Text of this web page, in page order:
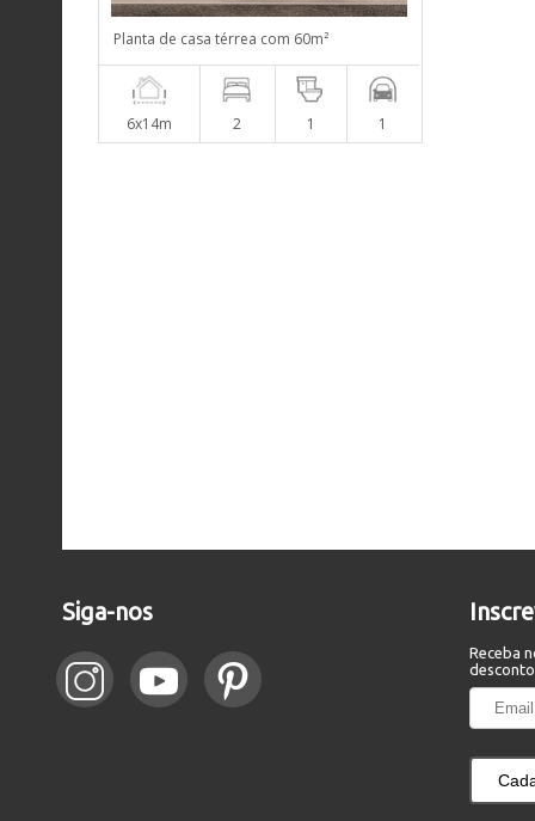
Planta de casa térrea com 60m²
6x14m 2 1 1
Siga-nos
Receba